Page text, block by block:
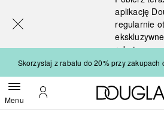
aplikację
regularnie
rabaty
Skorzystaj z rabatu do 20% przy zakupach
MenuOtwórz menuMoje konto
Wracać
Wykonaj wyszukiwanie
[navigation.slideout.screenreader]